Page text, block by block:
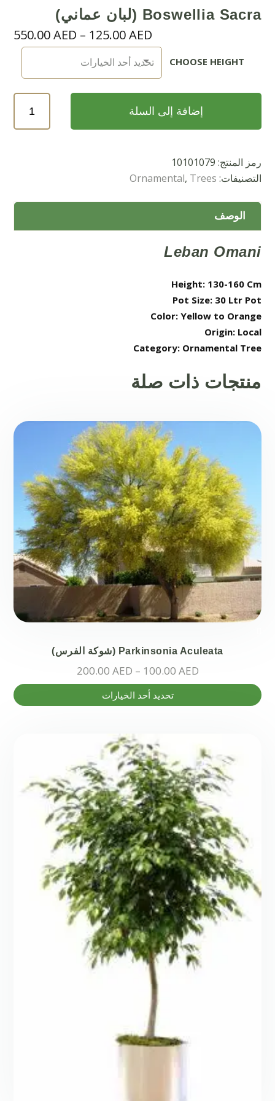
Boswellia Sacra (لبان عماني)
125.00AED
–
550.00AED
CHOOSE HEIGHT
Boswellia
Sacra
إضافة إلى السلة
رمز المنتج: 10101079
التصنيفات:
Ornamental, Trees
الوصف
Leban Omani
Height: 130-160 Cm
Pot Size: 30 Ltr Pot
Color: Yellow to Orange
Origin: Local
Category: Ornamental Tree
منتجات ذات صلة
Parkinsonia Aculeata (شوكة الفرس)
100.00 AED
–
200.00 AED
السعر:
تحديد أحد الخيارات
هناك
العديد
المختلفة
الخيارات
على
صفحة
المنتج